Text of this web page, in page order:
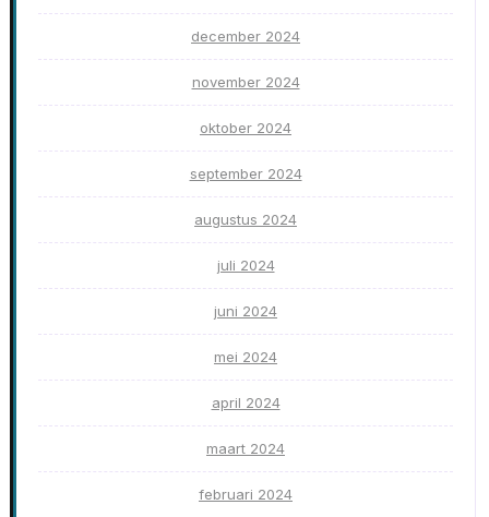
december 2024
november 2024
oktober 2024
september 2024
augustus 2024
juli 2024
juni 2024
mei 2024
april 2024
maart 2024
februari 2024